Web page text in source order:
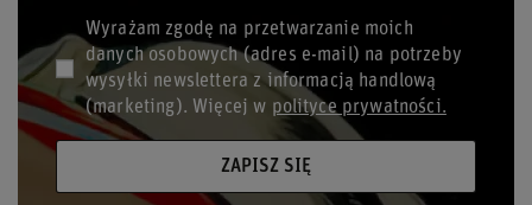
Wyrażam zgodę na przetwarzanie moich
danych osobowych (adres e-mail) na potrzeby
wysyłki newslettera z informacją handlową
(marketing). Więcej w polityce prywatności.
ZAPISZ SIĘ